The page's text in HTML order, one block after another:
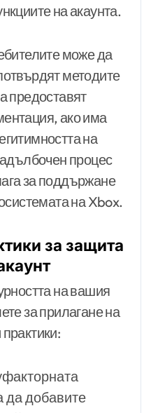
на акаунта.
може да
методите
предоставят
ако има
на
процес
за поддържане
на Xbox.
за защита
на вашия
за прилагане на
да добавите